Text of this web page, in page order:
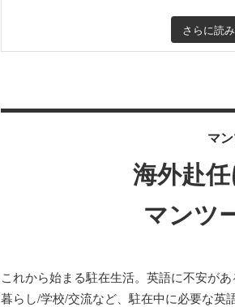
さらに読
マ
海外赴
マンツ
これから始まる駐在生活。英語に不安があ
暮らし/学校/交流など、駐在中に必要な英